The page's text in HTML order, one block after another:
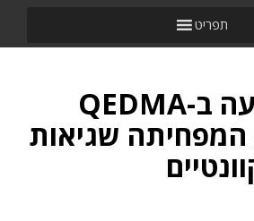
תפריט
IBM משקיעה ב-QEDMA
שגיאות